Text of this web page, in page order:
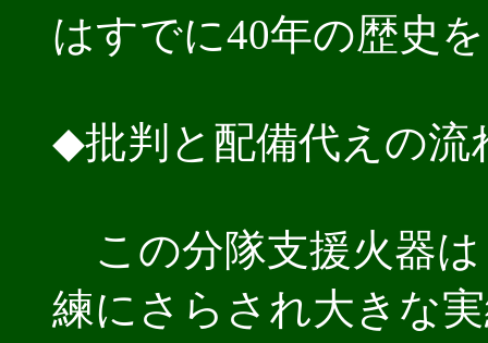
はすでに40年の歴史
◆批判と配備代えの流
この分隊支援火器
練にさらされ大きな